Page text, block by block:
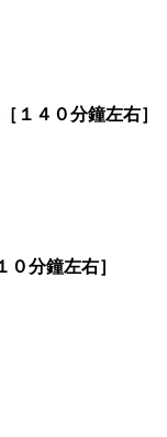
１４０分鐘左右］
分鐘左右］